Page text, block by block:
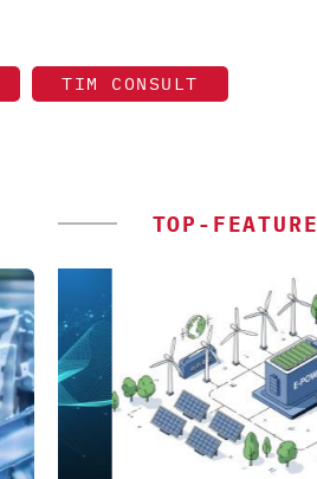
TIM CONSULT
TOP-FEATURE